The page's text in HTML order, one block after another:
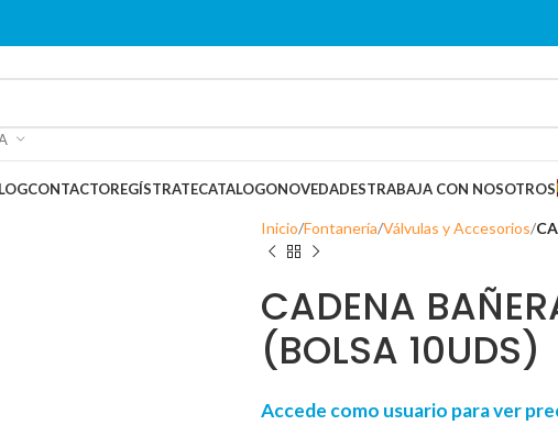
CONTACTOREGÍSTRATECATALOGONOVEDADESTRABAJA CON NOSOTROS
Inicio Fontanería Válvulas y Accesorios
CADENA
(BOLSA 10UDS)
Accede como usuario para ver